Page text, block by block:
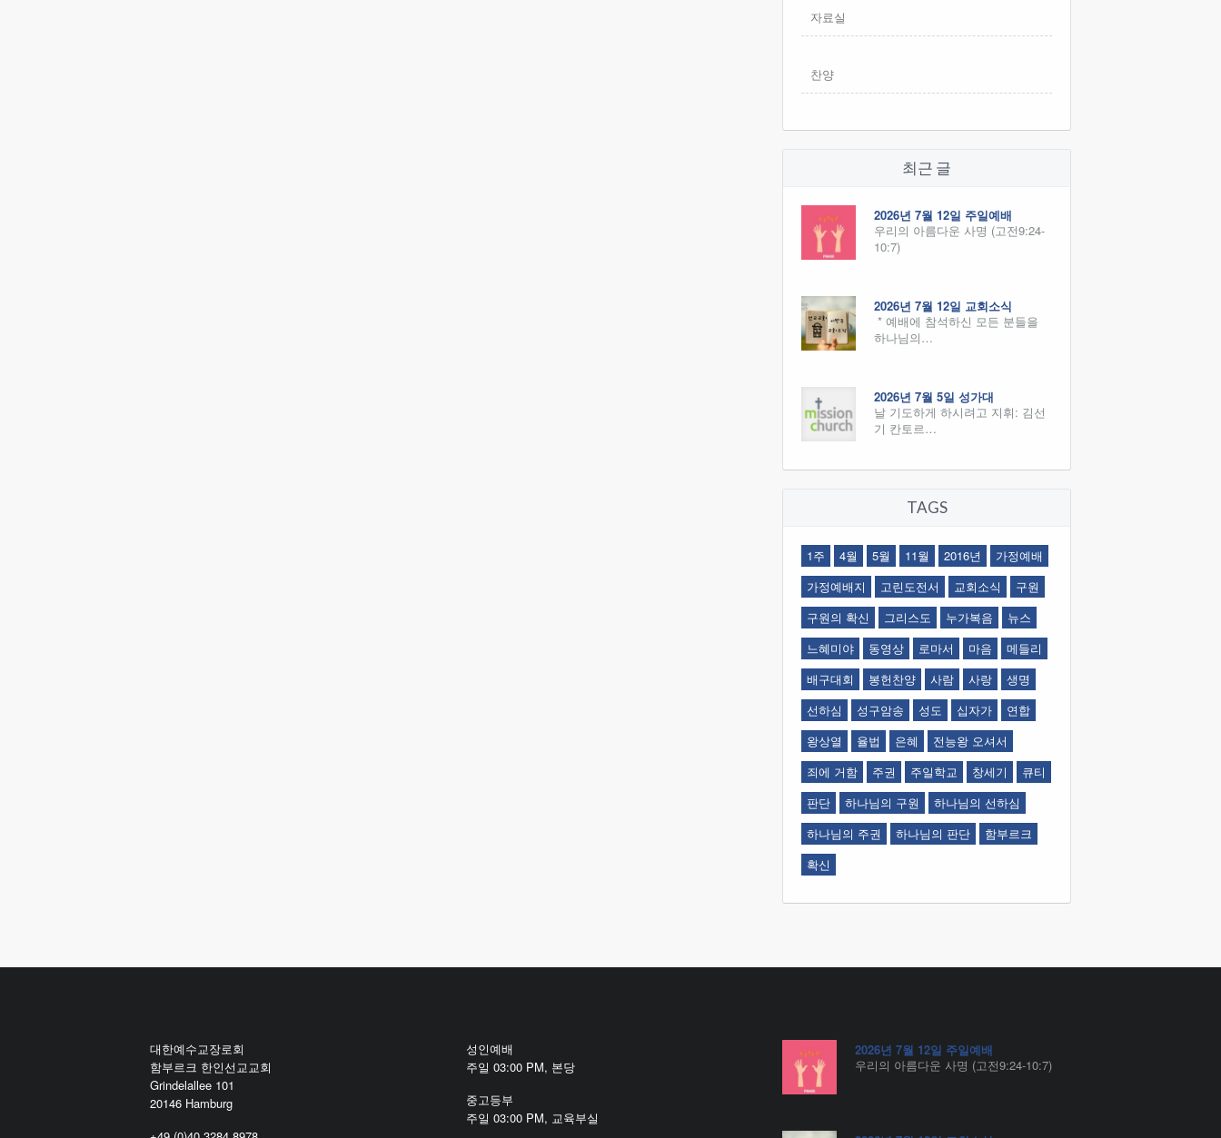
자료실
찬양
최근 글
2026년 7월 12일 주일예배
우리의 아름다운 사명 (고전9:24-
10:7)
2026년 7월 12일 교회소식
* 예배에 참석하신 모든 분들을
하나님의…
2026년 7월 5일 성가대
날 기도하게 하시려고 지휘: 김선
기 칸토르…
TAGS
1주 4월 5월 11월 2016년
가정예배
가정예배지
고린도전서 교회소식
구원
구원의 확신
그리스도 누가복음
뉴스
느혜미야
동영상 로마서 마음
메들리
배구대회
봉헌찬양 사람 사랑
생명
선하심
성구암송 성도 십자가
연합
왕상열
율법 은혜
전능왕 오셔서
죄에 거함
주권 주일학교 창세기
큐티
판단
하나님의 구원
하나님의 선하심
하나님의 주권
하나님의 판단
함부르크
확신
대한예수교장로회
함부르크 한인선교교회
Grindelallee 101
20146 Hamburg
성인예배
주일 03:00 PM, 본당
중고등부
주일 03:00 PM, 교육부실
2026년 7월 12일 주일예배
우리의 아름다운 사명 (고전9:24-10:7)